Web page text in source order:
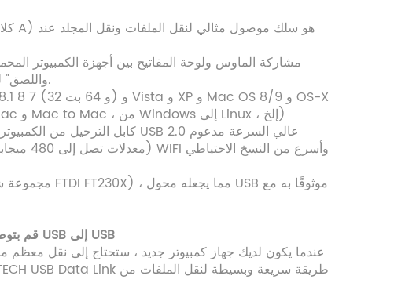
واللصق" لمشاركة البيانات والصور والموسيقى والفيديو وما إلى ذلك بسرعة.
و Linux 2.4 وأعلى (windows to windows و windows to Mac و Mac to Mac ، من Windows إلى Linux ، إلخ)
برنامج Easy Transfer File- قم بتوصيل جهازي كمبيوتر باستخدام اتصال USB إلى USB
عندما يكون لديك جهاز كمبيوتر جديد ، ستحتاج إلى نقل معظم